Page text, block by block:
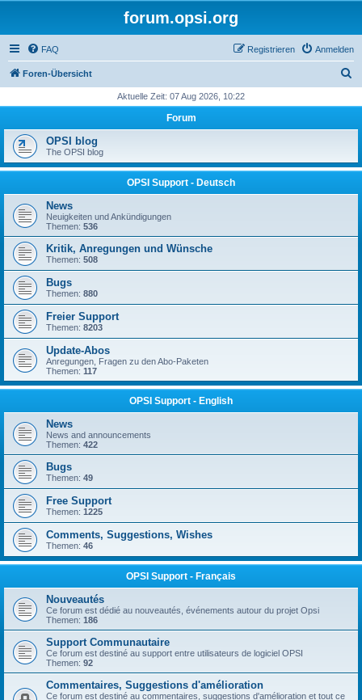
forum.opsi.org
FAQ Anmelden
Registrieren
Foren-Übersicht
h
Aktuelle Zeit: 07 Aug 2026, 10:22
Forum
OPSI blog
The OPSI blog
OPSI Support - Deutsch
News
Neuigkeiten und Ankündigungen
Themen: 536
Kritik, Anregungen und Wünsche
Themen: 508
Bugs
Themen: 880
Freier Support
Themen: 8203
Update-Abos
Anregungen, Fragen zu den Abo-Paketen
Themen: 117
OPSI Support - English
News
News and announcements
Themen: 422
Bugs
Themen: 49
Free Support
Themen: 1225
Comments, Suggestions, Wishes
Themen: 46
OPSI Support - Français
Nouveautés
Ce forum est dédié au nouveautés, événements autour du projet Opsi
Themen: 186
Support Communautaire
Ce forum est destiné au support entre utilisateurs de logiciel OPSI
Themen: 92
Commentaires, Suggestions d'amélioration
Ce forum est destiné au commentaires, suggestions d'amélioration et tout ce